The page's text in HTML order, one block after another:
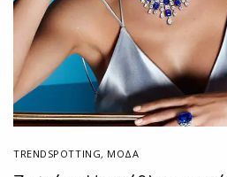
TRENDSPOTTING, ΜΟΔΑ